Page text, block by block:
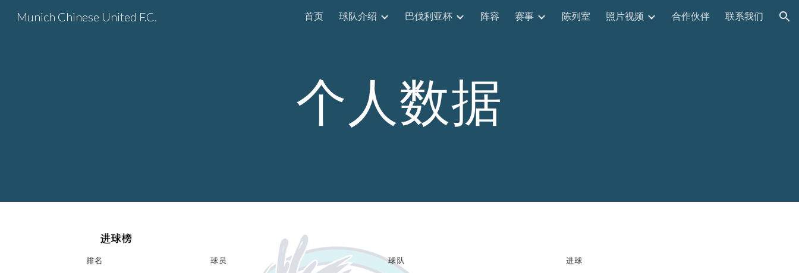
Skip to main content Skip to navigation
Munich Chinese United F.C. 首页 球队介绍 巴伐利亚杯 阵容 赛事 陈列室 照片视频 合作伙伴 联系我们
个人数据